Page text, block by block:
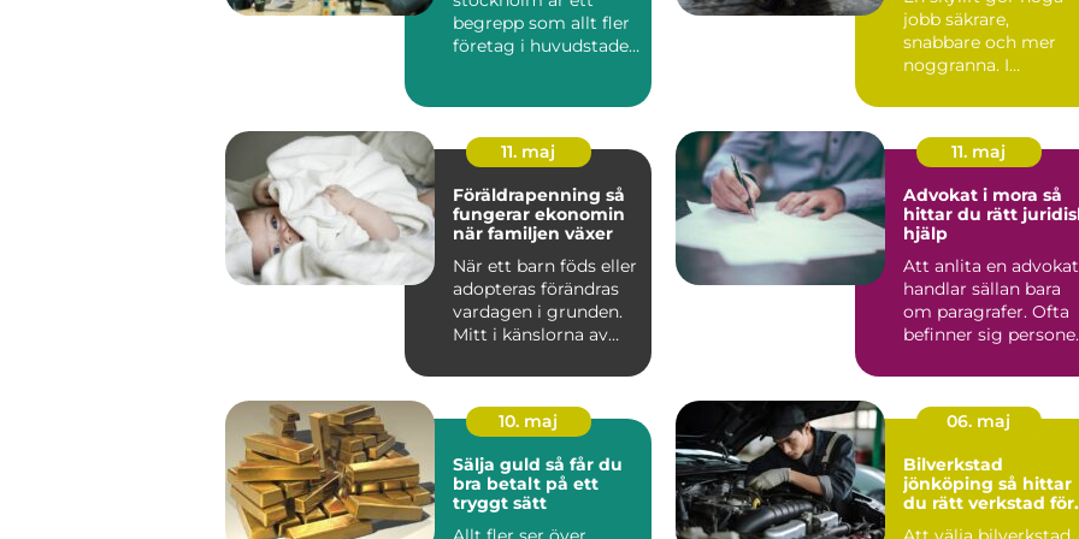
begrepp som allt fler
företag i huvudstaden
jobb säkrare,
snabbare och mer
noggranna. I
liftar dagligen av...
11. maj
Föräldrapenning så
fungerar ekonomin
när familjen växer
När ett barn föds eller
adopteras förändras
vardagen i grunden.
Mitt i känslorna av
11. maj
Advokat i mora så
hittar du rätt
hjälp
Att anlita en advokat
handlar sällan bara
om paragrafer. Ofta
befinner sig
10. maj
Sälja guld så får du
bra betalt på ett
tryggt sätt
06. maj
Bilverkstad
jönköping så hittar
du rätt verkstad för